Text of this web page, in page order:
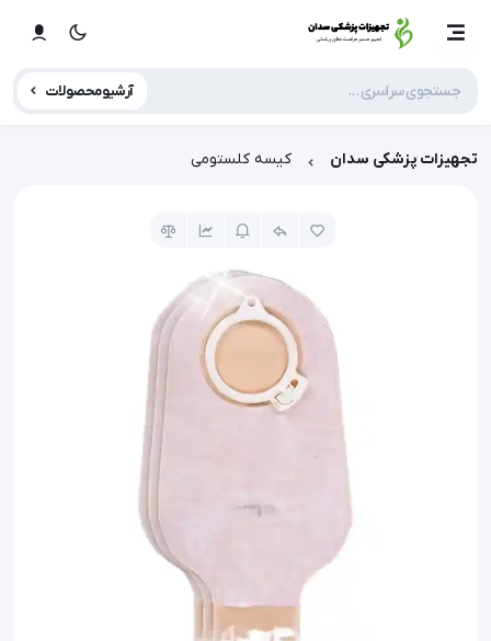
آرشیو محصولات
تجهیزات پزشکی سدان کیسه کلستومی